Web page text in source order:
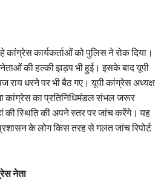
कार्यकर्ताओं को पुलिस ने रोक दिया।
की हल्की झड़प भी हुई। इसके बाद यूपी
राय धरने पर भी बैठ गए। यूपी कांग्रेस अध्यक्ष
कांग्रेस का प्रतिनिधिमंडल संभल जरूर
की स्थिति की अपने स्तर पर जांच करेंगे। यह
के लोग किस तरह से गलत जांच रिपोर्ट
नेता